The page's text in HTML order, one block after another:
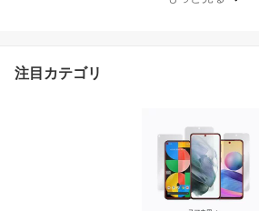
2段階調整可能
注目カテゴリ